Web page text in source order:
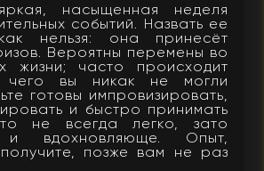
насыщенная неделя
событий. Назвать ее
нельзя: она принесёт
Вероятны перемены во
жизни; часто происходит
чего вы никак не могли
готовы импровизировать,
и быстро принимать
не всегда легко, зато
и вдохновляюще. Опыт,
позже вам не раз